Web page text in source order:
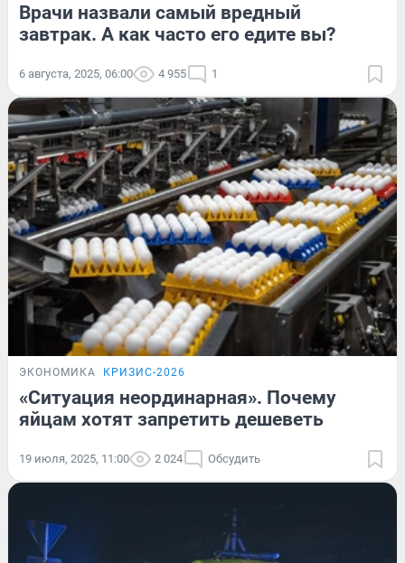
Врачи назвали самый вредный
завтрак. А как часто его едите вы?
6 августа, 2025, 06:00 4 955 1
ЭКОНОМИКА КРИЗИС-2026
«Ситуация неординарная». Почему
яйцам хотят запретить дешеветь
19 июля, 2025, 11:00 2 024 Обсудить